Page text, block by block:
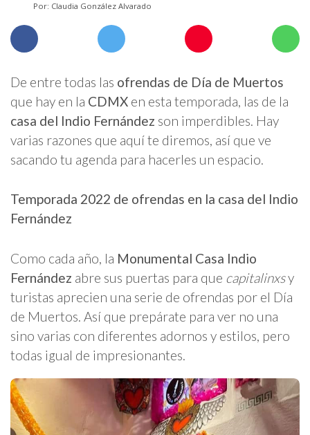
Por: Claudia González Alvarado
De entre todas las ofrendas de Día de Muertos
que hay en la CDMX en esta temporada, las de la
casa del Indio Fernández son imperdibles. Hay
varias razones que aquí te diremos, así que ve
sacando tu agenda para hacerles un espacio.
Temporada 2022 de ofrendas en la casa del Indio
Fernández
Como cada año, la Monumental Casa Indio
Fernández abre sus puertas para que capitalinxsy
turistas aprecien una serie de ofrendas por el Día
de Muertos. Así que prepárate para ver no una
sino varias con diferentes adornos y estilos, pero
todas igual de impresionantes.